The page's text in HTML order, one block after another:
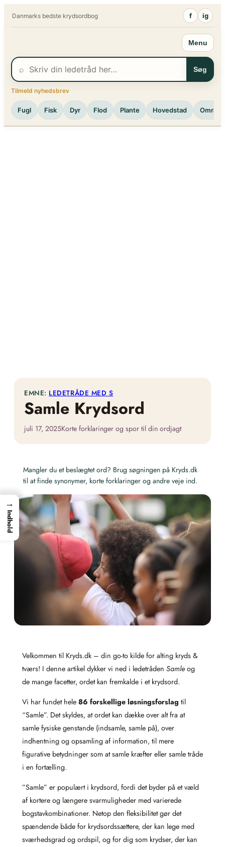
Danmarks bedste krydsordbog f ig
Menu
⌕ Søg
Tilmeld nyhedsbrev
Fugl Fisk Dyr Flod Plante Hovedstad Område
EMNE: LEDETRÅDE MED S
Samle Krydsord
juli 17, 2025Korte forklaringer og spor til din ordjagt
Mangler du et beslægtet ord? Brug søgningen på Kryds.dk
til at finde synonymer, korte forklaringer og andre veje ind.
Velkommen til Kryds.dk – din go-to kilde for alting kryds &
tværs! I denne artikel dykker vi ned i ledetråden Samle og
de mange facetter, ordet kan fremkalde i et krydsord.
Vi har fundet hele 86 forskellige løsningsforslag til
“Samle”. Det skyldes, at ordet kan dække over alt fra at
samle fysiske genstande (indsamle, samle på), over
indhentning og opsamling af information, til mere
figurative betydninger som at samle kræfter eller samle tråde
i en fortælling.
”Samle” er populært i krydsord, fordi det byder på et væld
af kortere og længere svarmuligheder med varierede
bogstavkombinationer. Netop den fleksibilitet gør det
spændende både for krydsordssættere, der kan lege med
sværhedsgrad og ordspil, og for dig som krydser, der kan
→
Indhold